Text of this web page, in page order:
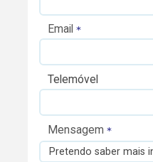
Email
Telemóvel
Mensagem
Pretendo saber mais